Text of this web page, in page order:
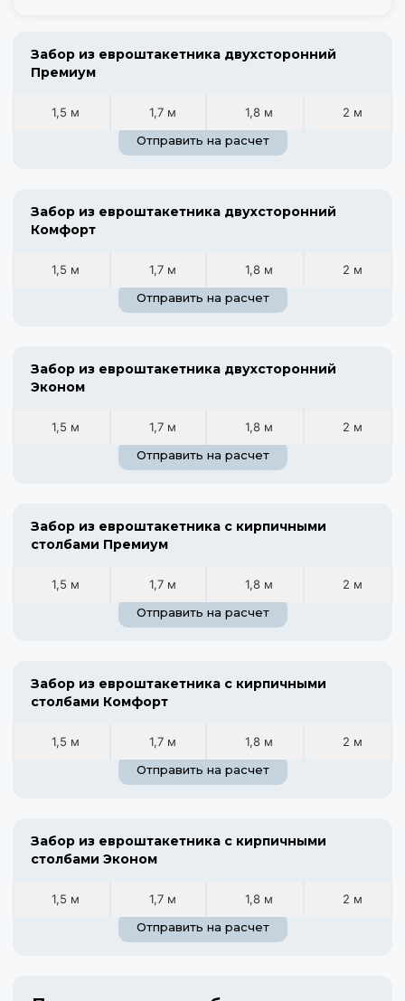
Забор из евроштакетника двухсторонний
Премиум
1,5 м 1,7 м 1,8 м
2 м
Отправить на расчет
Забор из евроштакетника двухсторонний
Комфорт
1,5 м 1,7 м 1,8 м
2 м
Отправить на расчет
Забор из евроштакетника двухсторонний
Эконом
1,5 м 1,7 м 1,8 м
2 м
Отправить на расчет
Забор из евроштакетника с кирпичными
столбами Премиум
1,5 м 1,7 м 1,8 м
2 м
Отправить на расчет
Забор из евроштакетника с кирпичными
столбами Комфорт
1,5 м 1,7 м 1,8 м
2 м
Отправить на расчет
Забор из евроштакетника с кирпичными
столбами Эконом
1,5 м 1,7 м 1,8 м
2 м
Отправить на расчет